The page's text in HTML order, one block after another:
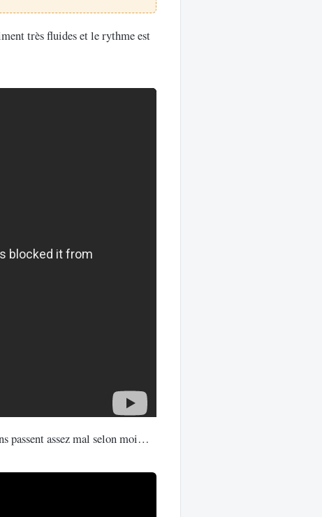
très fluides et le rythme est
passent assez mal selon moi…